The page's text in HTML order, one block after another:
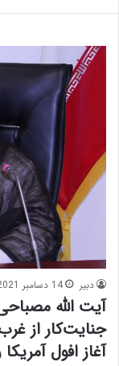
دبیر 14 دسامبر 2021
آیت الله
جنایت‌کار از
آغاز افول